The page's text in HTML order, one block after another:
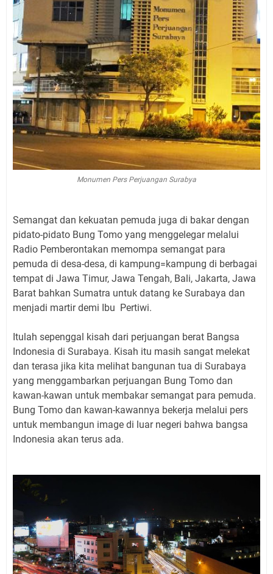
Monumen Pers Perjuangan Surabya
Semangat dan kekuatan pemuda juga di bakar dengan
pidato-pidato Bung Tomo yang menggelegar melalui
Radio Pemberontakan memompa semangat para
pemuda di desa-desa, di kampung=kampung di berbagai
tempat di Jawa Timur, Jawa Tengah, Bali, Jakarta, Jawa
Barat bahkan Sumatra untuk datang ke Surabaya dan
menjadi martir demi Ibu Pertiwi.
Itulah sepenggal kisah dari perjuangan berat Bangsa
Indonesia di Surabaya. Kisah itu masih sangat melekat
dan terasa jika kita melihat bangunan tua di Surabaya
yang menggambarkan perjuangan Bung Tomo dan
kawan-kawan untuk membakar semangat para pemuda.
Bung Tomo dan kawan-kawannya bekerja melalui pers
untuk membangun image di luar negeri bahwa bangsa
Indonesia akan terus ada.